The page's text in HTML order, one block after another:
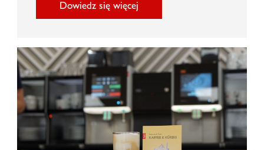
Dowiedz się więcej